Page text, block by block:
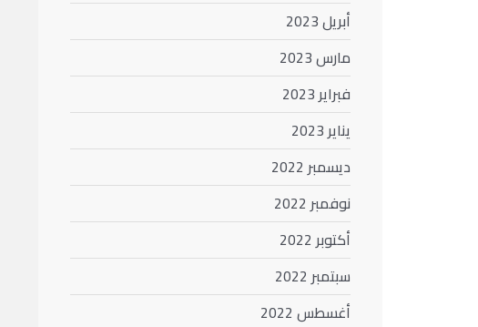
أبريل 2023
مارس 2023
فبراير 2023
يناير 2023
ديسمبر 2022
نوفمبر 2022
أكتوبر 2022
سبتمبر 2022
أغسطس 2022